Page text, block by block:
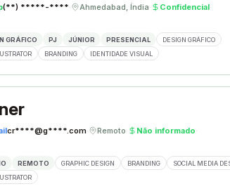
(**) *****-****· Ahmedabad, Índia· Confidencial·
GRÁFICO PJ JÚNIOR PRESENCIAL
DESIGN GRÁFICO
BRANDING IDENTIDADE VISUAL
cr****@g****.com· Remoto· Não informado·
REMOTO GRAPHIC DESIGN BRANDING
SOCIAL MEDIA